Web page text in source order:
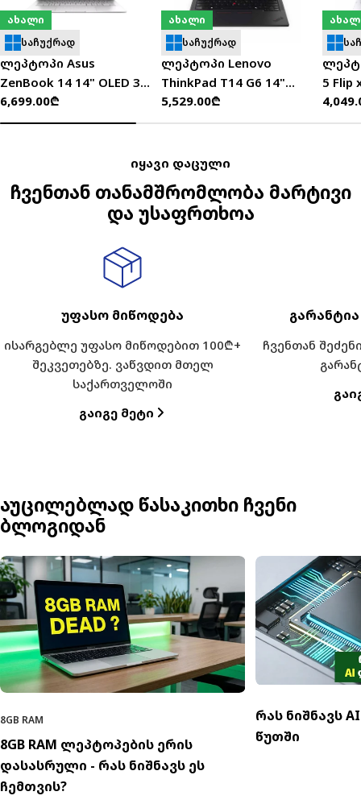
ახალი
საჩუქრად
ლეპტოპი Asus
ZenBook 14 14" OLED 3K
(Ultra 9-285H/32GB/1TB
SSD/W11H) - UX3405CA-
ჩვეულებრივი
6,699.00₾
ახალი
საჩუქრად
ლეპტოპი Lenovo
ThinkPad T14 G6 14"
WUXGA (Ultra 7-
255U/16GB/1TB
21QC0051GX
ჩვეულებრივი
5,529.00₾
5 Flip
14"
150U/
იყავი დაცული
ჩვენთან თანამშრომლობა მარტივი
და უსაფრთხოა
უფასო მიწოდება
ისარგებლე უფასო მიწოდებით 100₾+
შეკვეთებზე. ვაწვდით მთელ
საქართველოში
Გაიგე Მეტი
ჩვენთან
აუცილებლად წასაკითხი ჩვენი
ბლოგიდან
8GB RAM
8GB RAM ლეპტოპების ერის
დასასრული - რას ნიშნავს ეს
ჩემთვის?
რას ნიშნავს
წუთში